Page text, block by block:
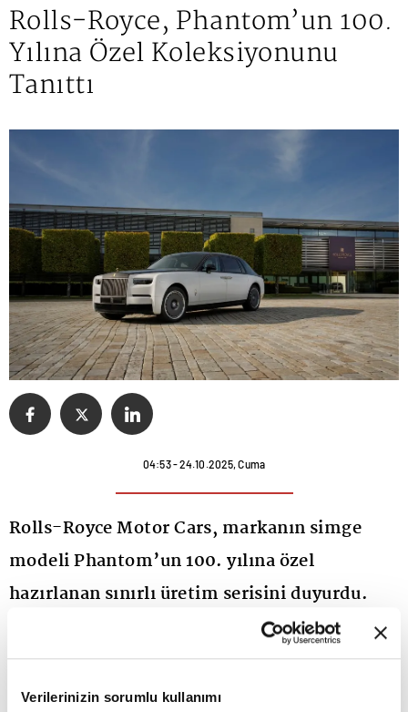
Verilerinizin sorumlu kullanımı
Rolls-Royce, Phantom’un 100.
Yılına Özel Koleksiyonunu
Tanıttı
04:53 - 24.10.2025, Cuma
Rolls-Royce Motor Cars, markanın simge
modeli Phantom’un 100. yılına özel
hazırlanan sınırlı üretim serisini duyurdu.
Yalnızca 25 araçtan oluşan Phantom
Centenary Private Collection, markanın
kişiselleştirme departmanı Bespoke